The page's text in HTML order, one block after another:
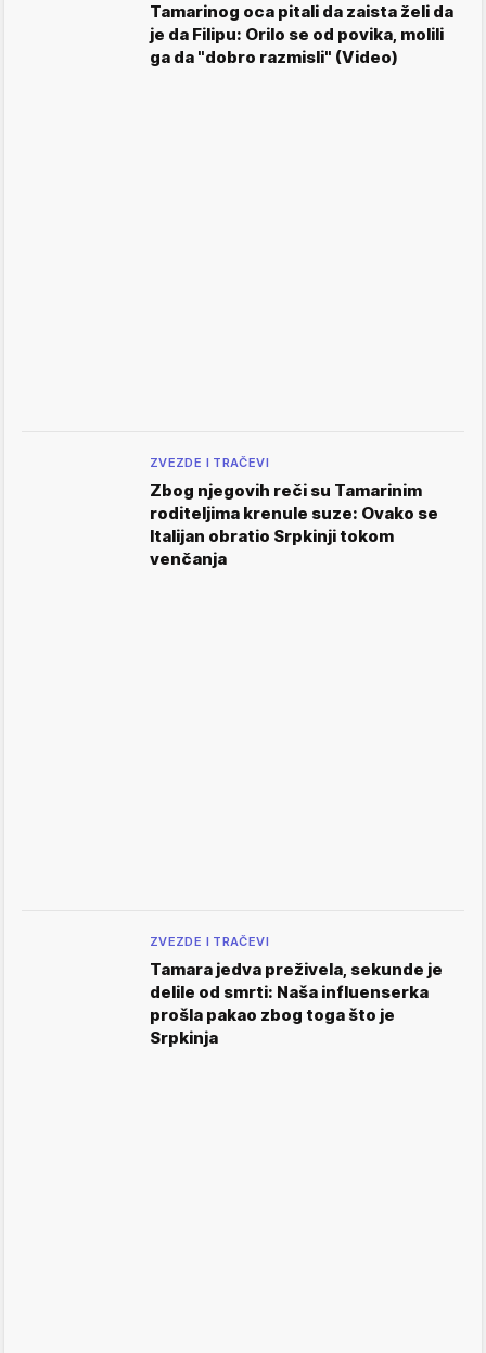
Tamarinog oca pitali da zaista želi da
je da Filipu: Orilo se od povika, molili
ga da "dobro razmisli" (Video)
ZVEZDE I TRAČEVI
Zbog njegovih reči su Tamarinim
roditeljima krenule suze: Ovako se
Italijan obratio Srpkinji tokom
venčanja
ZVEZDE I TRAČEVI
Tamara jedva preživela, sekunde je
delile od smrti: Naša influenserka
prošla pakao zbog toga što je
Srpkinja